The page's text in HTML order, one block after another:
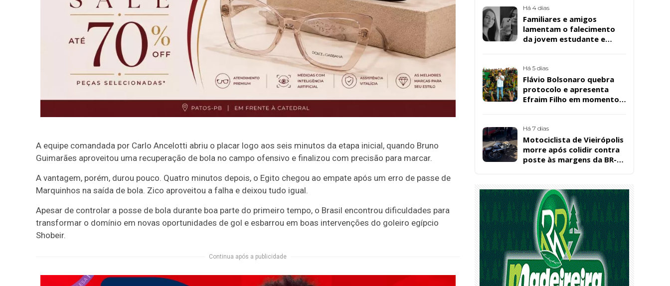
A equipe comandada por Carlo Ancelotti abriu o placar logo aos seis minutos da etapa inicial, quando Bruno
Guimarães aproveitou uma recuperação de bola no campo ofensivo e finalizou com precisão para marcar.
A vantagem, porém, durou pouco. Quatro minutos depois, o Egito chegou ao empate após um erro de passe de
Marquinhos na saída de bola. Zico aproveitou a falha e deixou tudo igual.
Apesar de controlar a posse de bola durante boa parte do primeiro tempo, o Brasil encontrou dificuldades para
transformar o domínio em novas oportunidades de gol e esbarrou em boas intervenções do goleiro egípcio
Shobeir.
Continua após a publicidade
Há 4 dias
Familiares e amigos
lamentam o falecimento
da jovem estudante e
Santos, em Patos
Há 5 dias
Flávio Bolsonaro quebra
protocolo e apresenta
Efraim Filho em momento
Há 7 dias
Motociclista de Vieirópolis
morre após colidir contra
poste às margens da BR-